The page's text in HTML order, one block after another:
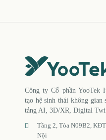
Công ty Cổ phần YooTek
tạo hệ sinh thái không gian
tảng AI, 3D/XR, Digital
Tầng 2, Tòa N09B2,
Nội